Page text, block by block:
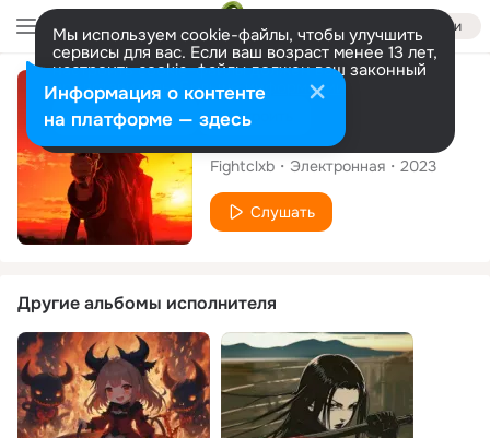
Войти
Мы используем cookie-файлы, чтобы улучшить
сервисы для вас. Если ваш возраст менее 13 лет,
настроить cookie-файлы должен ваш законный
представитель. Больше информации
Разрешить все Настроить
Сингл
Soldiers
Fightclxb Электронная 2023
Слушать
Другие альбомы исполнителя
Информация о контенте
на платформе — здесь